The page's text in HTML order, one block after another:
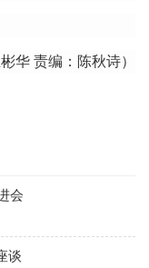
华 责编： 陈秋诗）
会
谈